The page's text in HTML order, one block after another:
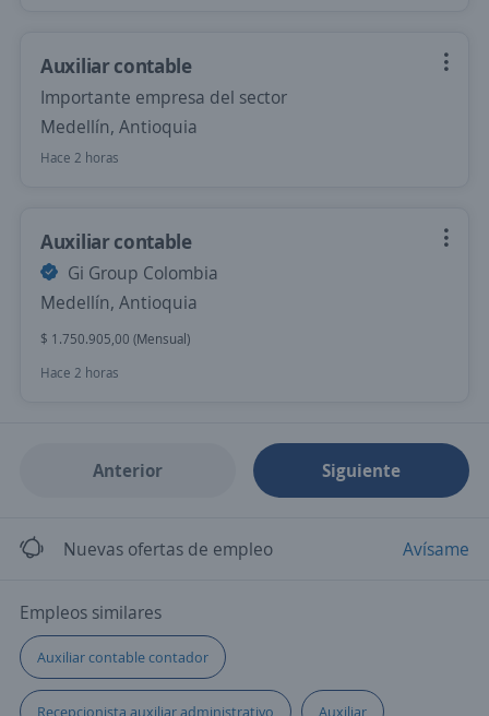
Auxiliar contable
Importante empresa del sector
Medellín, Antioquia
Hace 2 horas
Auxiliar contable
Gi Group Colombia
Medellín, Antioquia
$ 1.750.905,00 (Mensual)
Hace 2 horas
Anterior Siguiente
Nuevas ofertas de empleo Avísame
Empleos similares
Auxiliar contable contador
Recepcionista auxiliar administrativo Auxiliar